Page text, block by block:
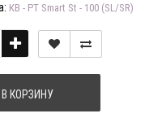
КВ - РТ Smart St - 100 (SL/SR)
КОРЗИНУ